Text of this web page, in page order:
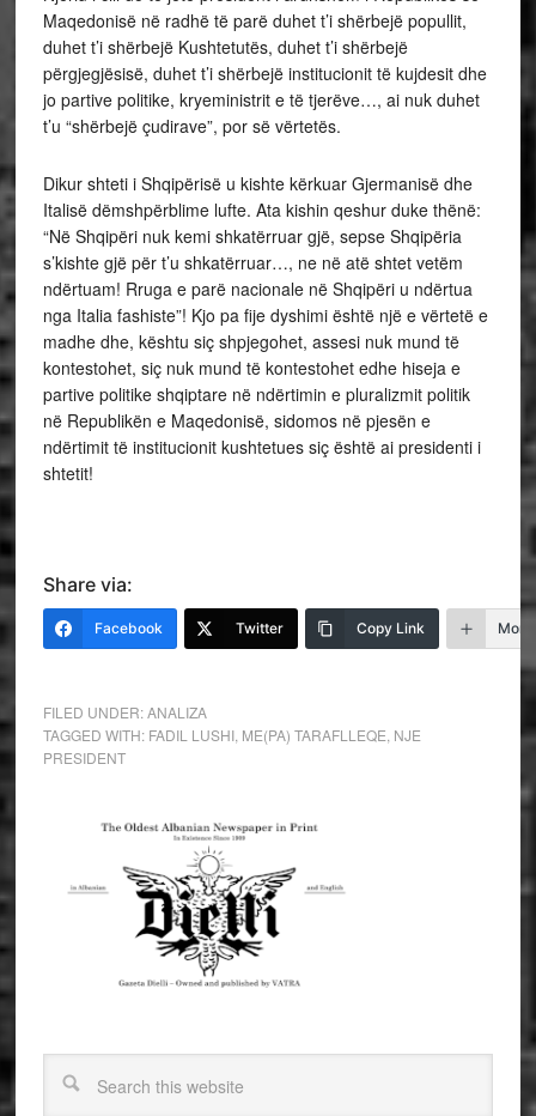
Maqedonisë në radhë të parë duhet t’i shërbejë popullit,
duhet t’i shërbejë Kushtetutës, duhet t’i shërbejë
përgjegjësisë, duhet t’i shërbejë institucionit të kujdesit dhe
jo partive politike, kryeministrit e të tjerëve…, ai nuk duhet
t’u “shërbejë çudirave”, por së vërtetës.
Dikur shteti i Shqipërisë u kishte kërkuar Gjermanisë dhe
Italisë dëmshpërblime lufte. Ata kishin qeshur duke thënë:
“Në Shqipëri nuk kemi shkatërruar gjë, sepse Shqipëria
s’kishte gjë për t’u shkatërruar…, ne në atë shtet vetëm
ndërtuam! Rruga e parë nacionale në Shqipëri u ndërtua
nga Italia fashiste”! Kjo pa fije dyshimi është një e vërtetë e
madhe dhe, kështu siç shpjegohet, assesi nuk mund të
kontestohet, siç nuk mund të kontestohet edhe hiseja e
partive politike shqiptare në ndërtimin e pluralizmit politik
në Republikën e Maqedonisë, sidomos në pjesën e
ndërtimit të institucionit kushtetues siç është ai presidenti i
shtetit!
Share via:
Facebook Twitter Copy Link More
FILED UNDER:ANALIZA
TAGGED WITH: FADIL LUSHI, ME(PA) TARAFLLEQE NJE
PRESIDENT